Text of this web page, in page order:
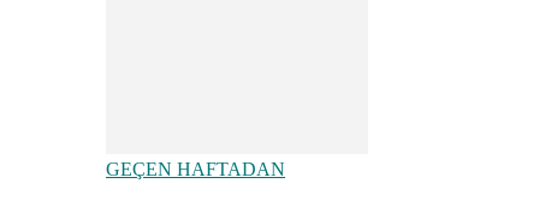
GEÇEN HAFTADAN